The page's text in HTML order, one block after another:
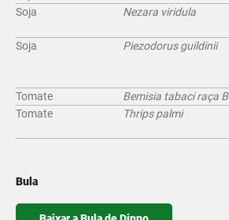
Soja
Nezara viridula
Soja
Piezodorus guildinii
Tomate
Bemisia tabaci raça B
Tomate
Thrips palmi
Bula